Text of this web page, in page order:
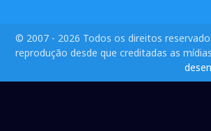
© 2007 - 2026 Todos os direitos
reprodução desde que creditadas as